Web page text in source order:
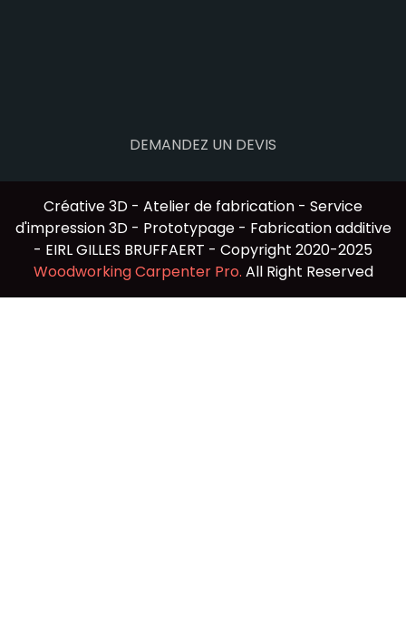
DEMANDEZ UN DEVIS
Créative 3D - Atelier de fabrication - Service
d'impression 3D - Prototypage - Fabrication additive
- EIRL GILLES BRUFFAERT - Copyright 2020-2025
Woodworking Carpenter Pro. All Right Reserved